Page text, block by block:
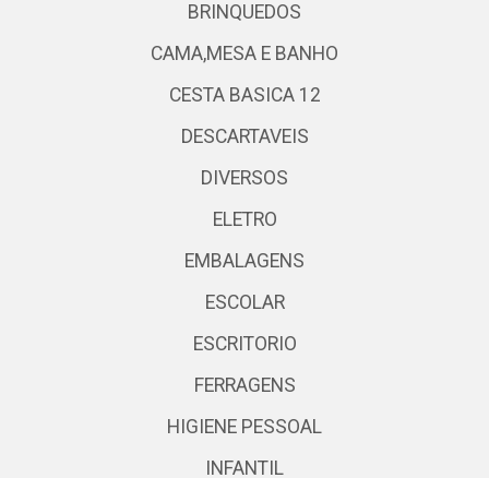
BRINQUEDOS
CAMA,MESA E BANHO
CESTA BASICA 12
DESCARTAVEIS
DIVERSOS
ELETRO
EMBALAGENS
ESCOLAR
ESCRITORIO
FERRAGENS
HIGIENE PESSOAL
INFANTIL